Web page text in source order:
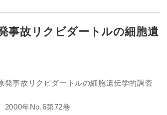
事故リクビダートルの細胞遺
発事故リクビダートルの細胞遺伝学的調査
年No.6第72巻